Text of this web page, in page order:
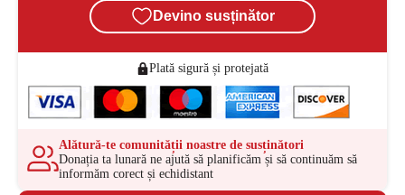
Devino susținător
Plată sigură și protejată
Alătură-te comunității noastre de susținători
Donația ta lunară ne ajută să planificăm și să continuăm să
informăm corect și echidistant